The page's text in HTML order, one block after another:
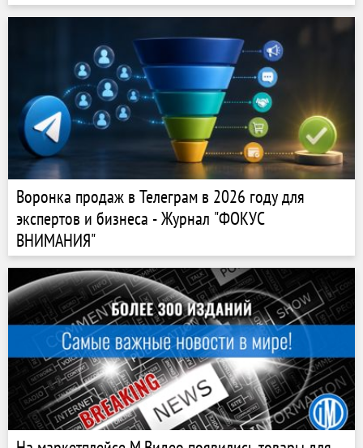
Воронка продаж в Телеграм в 2026 году для
экспертов и бизнеса - Журнал "ФОКУС
ВНИМАНИЯ"